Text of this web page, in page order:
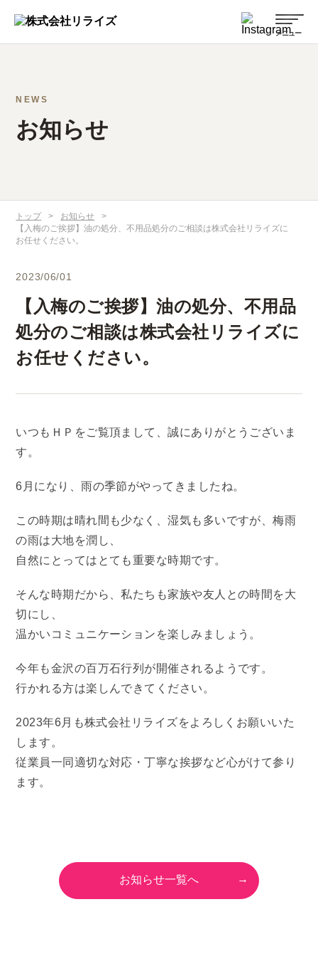
NEWS
お知らせ
トップ > お知らせ
>
【入梅のご挨拶】油の処分、不用品処分のご相談は株式会社リライズに
お任せください。
2023/06/01
【入梅のご挨拶】油の処分、不用品
処分のご相談は株式会社リライズに
お任せください。
いつもＨＰをご覧頂まして、誠にありがとうございま
す。
6月になり、雨の季節がやってきましたね。
この時期は晴れ間も少なく、湿気も多いですが、梅雨
の雨は大地を潤し、
自然にとってはとても重要な時期です。
そんな時期だから、私たちも家族や友人との時間を大
切にし、
温かいコミュニケーションを楽しみましょう。
今年も金沢の百万石行列が開催されるようです。
行かれる方は楽しんできてください。
2023年6月も株式会社リライズをよろしくお願いいた
します。
従業員一同適切な対応・丁寧な挨拶など心がけて参り
ます。
お知らせ一覧へ